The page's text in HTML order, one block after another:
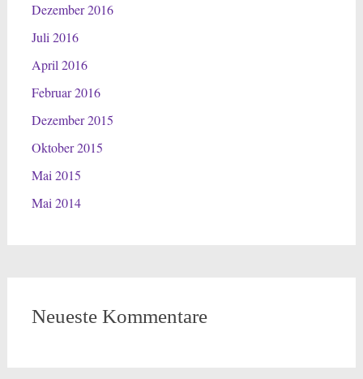
Dezember 2016
Juli 2016
April 2016
Februar 2016
Dezember 2015
Oktober 2015
Mai 2015
Mai 2014
Neueste Kommentare